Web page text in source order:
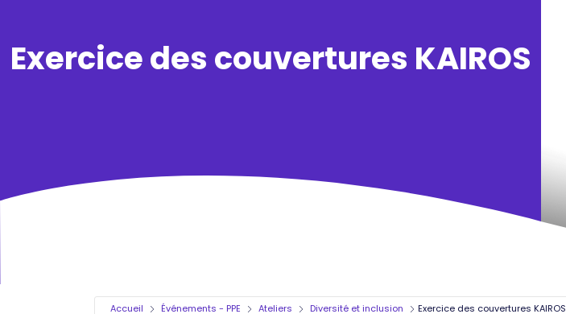
Exercice des couvertures KAIROS
Accueil Événements - PPE Ateliers Diversité et inclusion Exercice des couvertures KAIROS